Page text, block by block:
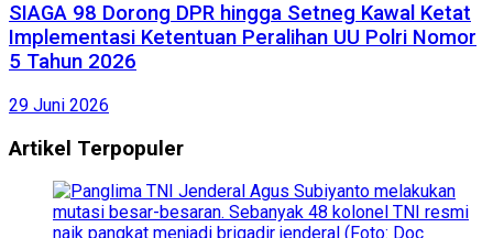
SIAGA 98 Dorong DPR hingga Setneg Kawal Ketat
Implementasi Ketentuan Peralihan UU Polri Nomor
5 Tahun 2026
29 Juni 2026
Artikel Terpopuler